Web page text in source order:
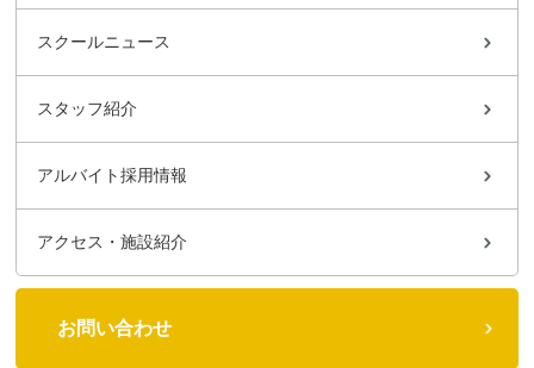
スクールニュース
スタッフ紹介
アルバイト採用情報
アクセス・施設紹介
お問い合わせ